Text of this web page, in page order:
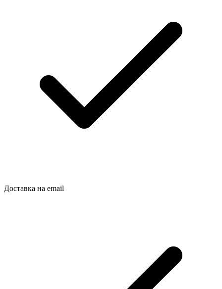
Доставка на email